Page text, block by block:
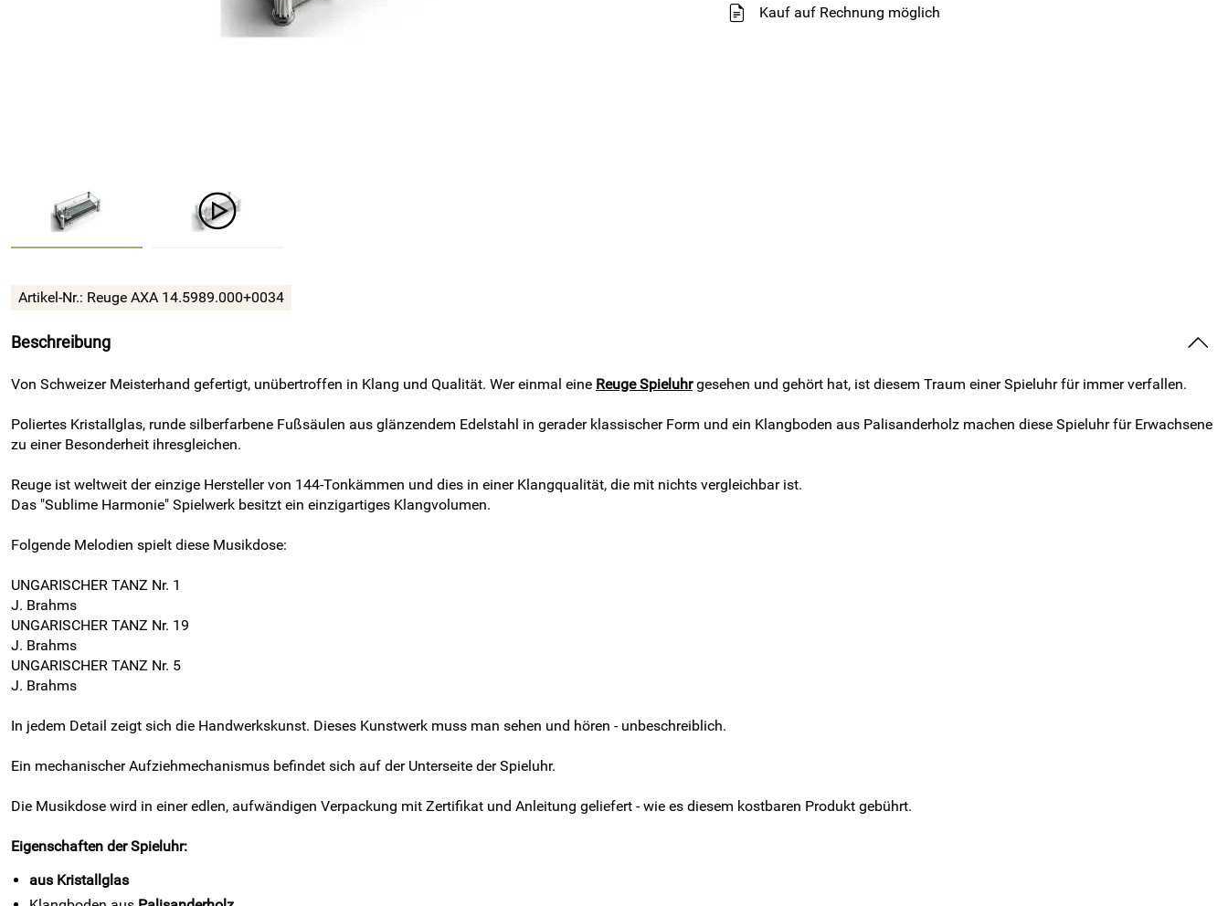
Kauf auf Rechnung möglich
Artikel-Nr.: Reuge AXA 14.5989.000+0034
Beschreibung
Von Schweizer Meisterhand gefertigt, unübertroffen in Klang und Qualität. Wer einmal eine Reuge Spieluhrgesehen und gehört hat, ist diesem Traum einer Spieluhr für immer verfallen.
Poliertes Kristallglas, runde silberfarbene Fußsäulen aus glänzendem Edelstahl in gerader klassischer Form und ein Klangboden aus Palisanderholz machen diese Spieluhr für Erwachsene
zu einer Besonderheit ihresgleichen.
Reuge ist weltweit der einzige Hersteller von 144-Tonkämmen und dies in einer Klangqualität, die mit nichts vergleichbar ist.
Das "Sublime Harmonie" Spielwerk besitzt ein einzigartiges Klangvolumen.
Folgende Melodien spielt diese Musikdose:
UNGARISCHER TANZ Nr. 1
J. Brahms
UNGARISCHER TANZ Nr. 19
J. Brahms
UNGARISCHER TANZ Nr. 5
J. Brahms
In jedem Detail zeigt sich die Handwerkskunst. Dieses Kunstwerk muss man sehen und hören - unbeschreiblich.
Ein mechanischer Aufziehmechanismus befindet sich auf der Unterseite der Spieluhr.
Die Musikdose wird in einer edlen, aufwändigen Verpackung mit Zertifikat und Anleitung geliefert - wie es diesem kostbaren Produkt gebührt.
Eigenschaften der Spieluhr:
aus Kristallglas